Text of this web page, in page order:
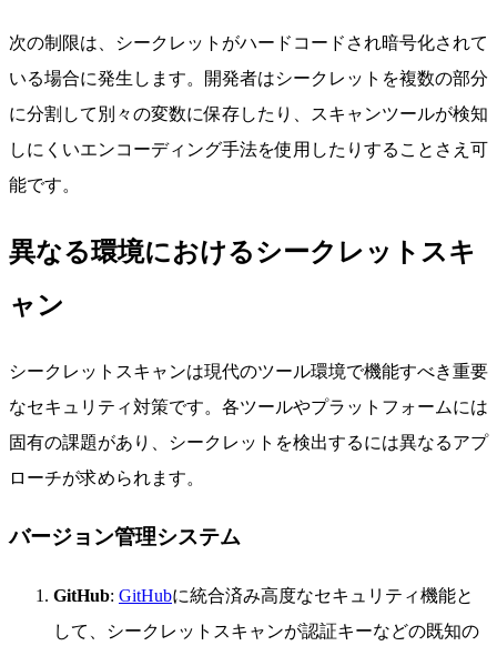
次の制限は、シークレットがハードコードされ暗号化されて
いる場合に発生します。開発者はシークレットを複数の部分
に分割して別々の変数に保存したり、スキャンツールが検知
しにくいエンコーディング手法を使用したりすることさえ可
能です。
異なる環境におけるシークレットスキ
ャン
シークレットスキャンは現代のツール環境で機能すべき重要
なセキュリティ対策です。各ツールやプラットフォームには
固有の課題があり、シークレットを検出するには異なるアプ
ローチが求められます。
バージョン管理システム
GitHub: GitHubに統合済み高度なセキュリティ機能と
して、シークレットスキャンが認証キーなどの既知の